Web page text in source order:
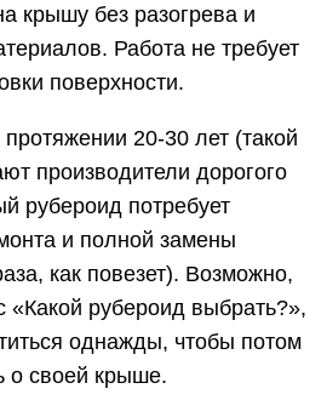
крышу без разогрева и
Работа не требует
поверхности.
20-30 лет (такой
производители дорогого
рубероид потребует
и полной замены
как повезет). Возможно,
«Какой рубероид выбрать?»,
однажды, чтобы потом
о своей крыше.